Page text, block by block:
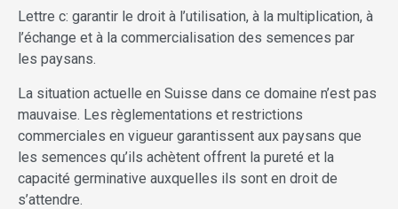
Lettre c: garantir le droit à l’utilisation, à la multiplication, à
l’échange et à la commercialisation des semences par
les paysans.
La situation actuelle en Suisse dans ce domaine n’est pas
mauvaise. Les règlementations et restrictions
commerciales en vigueur garantissent aux paysans que
les semences qu’ils achètent offrent la pureté et la
capacité germinative auxquelles ils sont en droit de
s’attendre.